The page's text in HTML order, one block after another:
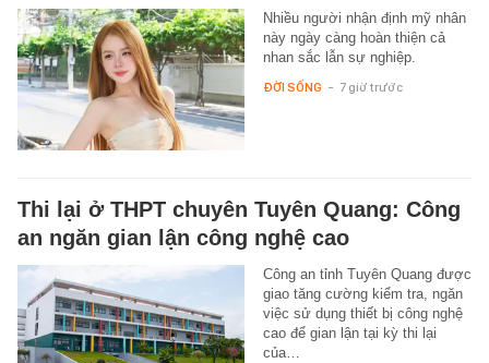
Nhiều người nhận định mỹ nhân
này ngày càng hoàn thiện cả
nhan sắc lẫn sự nghiệp.
ĐỜI SỐNG - 7 giờ trước
Thi lại ở THPT chuyên Tuyên Quang: Công
an ngăn gian lận công nghệ cao
Công an tỉnh Tuyên Quang được
giao tăng cường kiểm tra, ngăn
việc sử dụng thiết bị công nghệ
cao để gian lận tại kỳ thi lại
của…